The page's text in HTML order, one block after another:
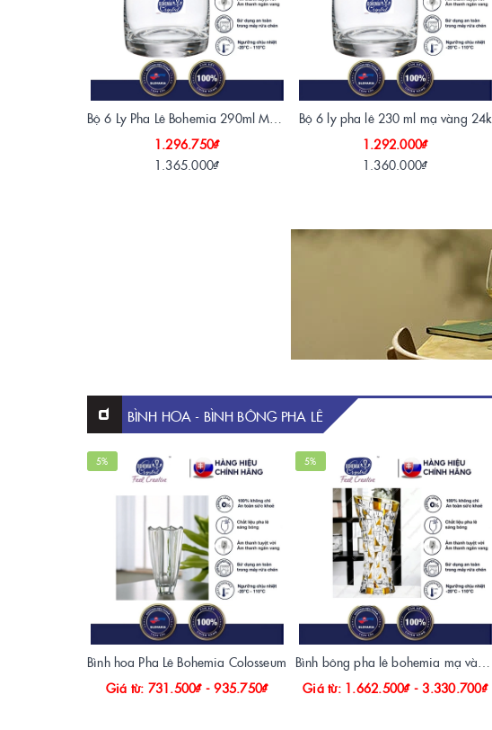
1.296.750₫
1.365.000₫
Bộ 6 ly pha lê 230 ml mạ vàng 24k
1.292.000₫
1.360.000₫
BÌNH HOA - BÌNH BÔNG PHA LÊ
5%
Bình hoa Pha Lê Bohemia Colosseum
Giá từ: 731.500₫ - 935.750₫
5%
Giá từ: 1.662.500₫ - 3.330.700₫